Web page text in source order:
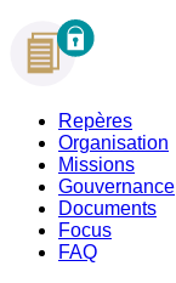
Repères
Organisation
Missions
Gouvernance
Documents
Focus
FAQ